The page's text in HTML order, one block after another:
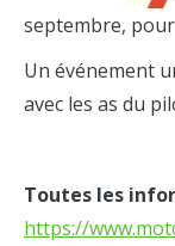
septembre,
Un événement
avec les as du
Toutes les
https://